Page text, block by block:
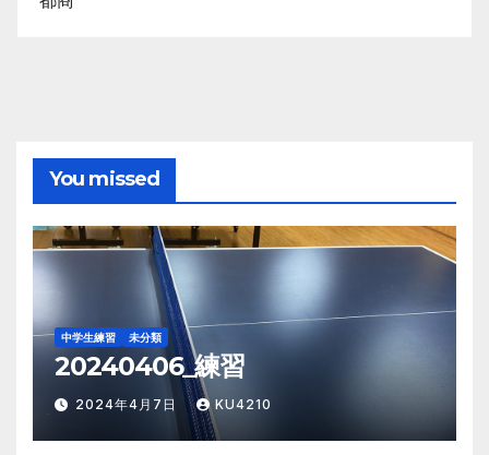
You missed
中学生練習 未分類
20240406_練習
2024年4月7日 KU4210